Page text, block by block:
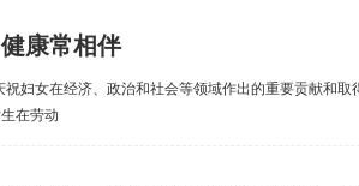
康常相伴
祝妇女在经济、政治和社会等领域作出的重要贡献和取
在劳动